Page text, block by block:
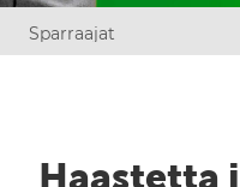
Sparraajat
Haastetta